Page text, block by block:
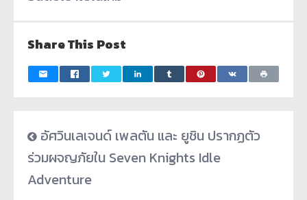
Share This Post
อัศวินเลเจนด์ เพลตัน และ ยูชิน ปรากฏตัว
ร่วมผจญภัยใน Seven Knights Idle
Adventure